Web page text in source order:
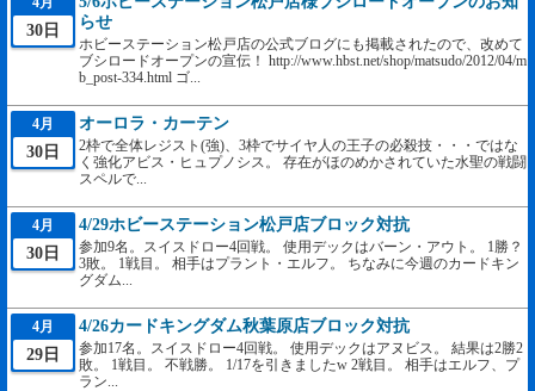
30日
らせ
ホビーステーション松戸店の公式ブログにも掲載されたので、改めて
ブシロードオープンの宣伝！ http://www.hbst.net/shop/matsudo/2012/04/m
b_post-334.html ゴ...
4月
30日
オーロラ・カーテン
2枠で全体レジスト(強)、3枠でサイヤ人の王子の必殺技・・・ではな
く強化アビス・ヒュプノシス。 存在がほのめかされていた水聖の戦闘
スペルで...
4月
30日
4/29ホビーステーション松戸店ブロック対抗
参加9名。スイスドロー4回戦。 使用デックはバーン・アウト。 1勝？
3敗。 1戦目。 相手はプラント・エルフ。 ちなみに今週のカードキン
グダム...
4月
29日
4/26カードキングダム秋葉原店ブロック対抗
参加17名。スイスドロー4回戦。 使用デックはアヌビス。 結果は2勝2
敗。 1戦目。 不戦勝。 1/17を引きましたw 2戦目。 相手はエルフ、プ
ラン...